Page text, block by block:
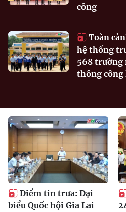
công
Toàn
hệ thống
568 trường
thông công
Điểm tin trưa: Đại
biểu Quốc hội Gia Lai